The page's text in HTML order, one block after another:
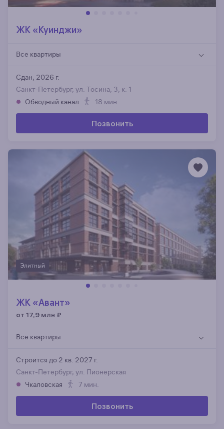
ЖК «Куинджи»
Все квартиры
Сдан, 2026 г.
Санкт-Петербург, ул. Тосина, 3, к. 1
Обводный канал
18 мин.
Позвонить
Элитный
ЖК «Авант»
от 17,9 млн ₽
Все квартиры
Строится до 2 кв. 2027 г.
Санкт-Петербург, ул. Пионерская
Чкаловская
7 мин.
Позвонить